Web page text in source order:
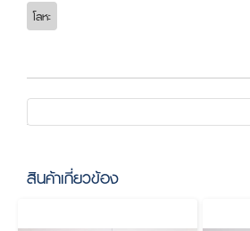
โลหะ
สินค้าเกี่ยวข้อง